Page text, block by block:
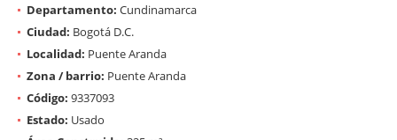
Departamento: Cundinamarca
Ciudad: Bogotá D.C.
Localidad: Puente Aranda
Zona / barrio: Puente Aranda
Código: 9337093
Estado: Usado